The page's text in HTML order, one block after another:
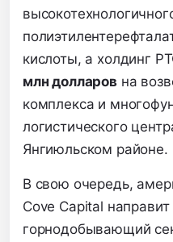
кислоты, а холдинг
млн долларовна
комплекса и
логистического
Янгиюльском районе.
В свою очередь,
Cove Capital направит
горнодобывающий